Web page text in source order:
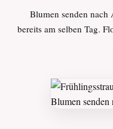
Blumen senden
bereits am selben Tag.